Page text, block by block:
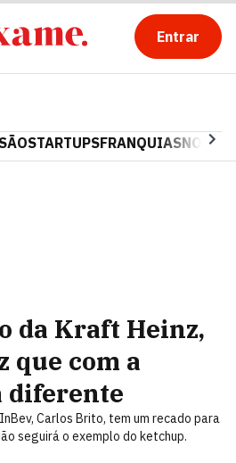
Entrar
STARTUPSFRANQUIAS
da Kraft Heinz,
que com a
diferente
Carlos Brito, tem um recado para
seguirá o exemplo do ketchup.